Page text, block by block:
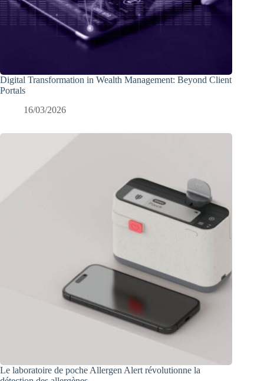
Digital Transformation in Wealth Management: Beyond Client
Portals
16/03/2026
Le laboratoire de poche Allergen Alert révolutionne la